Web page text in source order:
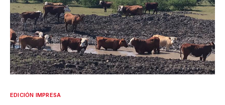
EDICIÓN IMPRESA